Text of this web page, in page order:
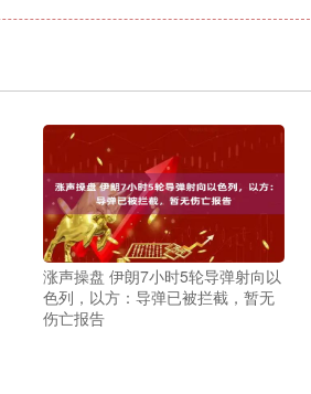
涨声操盘 伊朗7小时5轮导弹射向以
色列，以方：导弹已被拦截，暂无
伤亡报告